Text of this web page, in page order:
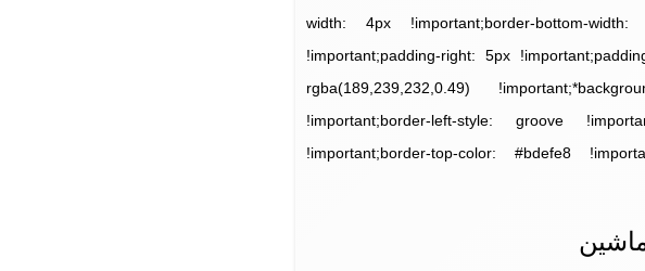
width: 4px !important;border-bottom-
!important;padding-right: 5px
rgba(189,239,232,0.49)
!important;border-left-style: groove
!important;border-top-color: #bdefe8